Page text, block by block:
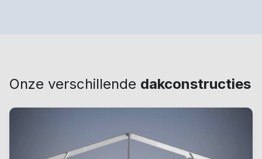
Onze verschillende dakconstructies